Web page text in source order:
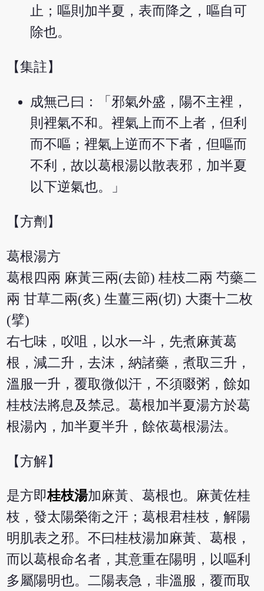
止；嘔則加半夏，表而降之，嘔自可
除也。
【集註】
成無己曰：「邪氣外盛，陽不主裡，
則裡氣不和。裡氣上而不上者，但利
而不嘔；裡氣上逆而不下者，但嘔而
不利，故以葛根湯以散表邪，加半夏
以下逆氣也。」
【方劑】
葛根湯方
葛根四兩 麻黃三兩(去節) 桂枝二兩 芍藥二
兩 甘草二兩(炙) 生薑三兩(切) 大棗十二枚
(擘)
右七味，㕮咀，以水一斗，先煮麻黃葛
根，減二升，去沫，納諸藥，煮取三升，
溫服一升，覆取微似汗，不須啜粥，餘如
桂枝法將息及禁忌。葛根加半夏湯方於葛
根湯內，加半夏半升，餘依葛根湯法。
【方解】
是方即桂枝湯加麻黃、葛根也。麻黃佐桂
枝，發太陽榮衛之汗；葛根君桂枝，解陽
明肌表之邪。不曰桂枝湯加麻黃、葛根，
而以葛根命名者，其意重在陽明，以嘔利
多屬陽明也。二陽表急，非溫服，覆而取